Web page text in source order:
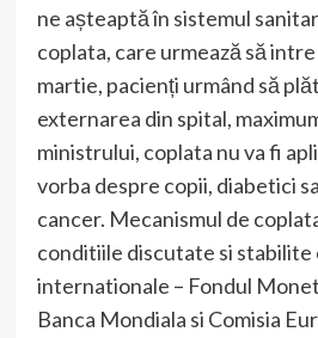
ne așteaptă în sistemul
coplata, care urmează să
martie, pacienți urmând să
externarea din spital,
ministrului, coplata nu va fi
vorba despre copii, diabetici
cancer. Mecanismul de
conditiile discutate si stabilite
internationale – Fondul
Banca Mondiala si Comisia